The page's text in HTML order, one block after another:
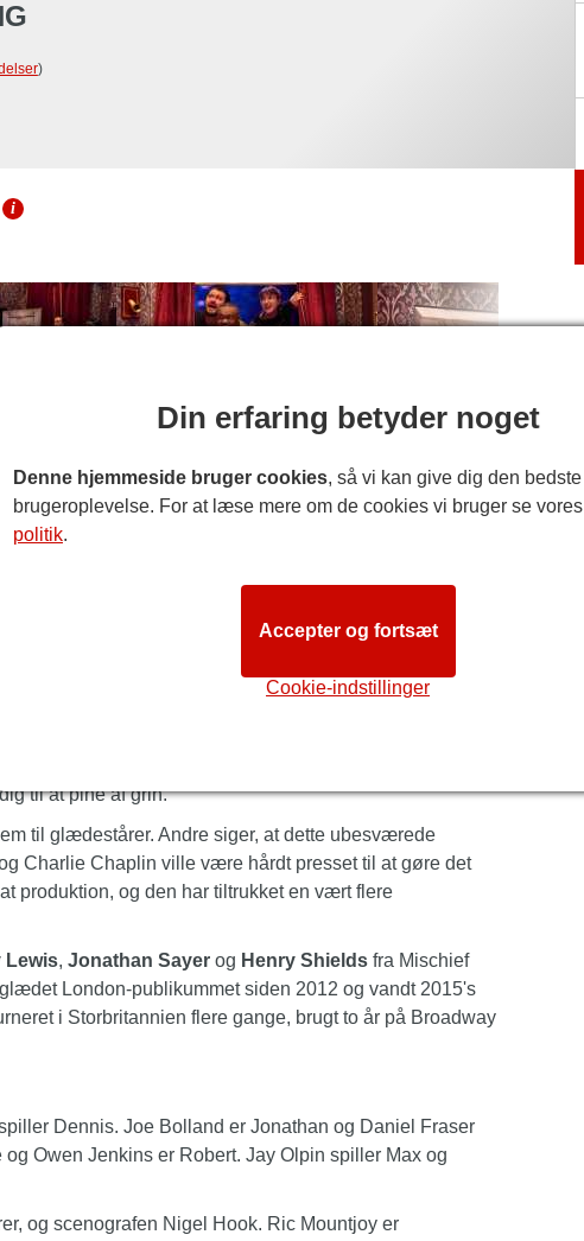
)
i
GOES WRONG
uventet arv, er de begejstrede. Men de er så uduelige
de ønsker at frembringe, går fra katastrofe til katastrofe
dig selv dumt.
spillerne at knække under presset. Det kan
sporet i tide til det sidste gardin. Vil de klare det?
er denne her noget for dig. The Mischief Theatre
og Edinburgh Festival-hits. Tænk på den britiske hit-tv-
til at pine af grin.
til glædestårer. Andre siger, at dette ubesværede
Charlie Chaplin ville være hårdt presset til at gøre det
produktion, og den har tiltrukket en vært flere
Lewis, Jonathan Sayerog Henry Shieldsfra Mischief
London-publikummet siden 2012 og vandt 2015's
i Storbritannien flere gange, brugt to år på Broadway
Dennis. Joe Bolland er Jonathan og Daniel Fraser
Owen Jenkins er Robert. Jay Olpin spiller Max og
og scenografen Nigel Hook. Ric Mountjoy er
Din erfaring betyder noget
Denne hjemmeside bruger cookies, så vi kan give dig den bedste
brugeroplevelse. For at læse mere om de cookies vi bruger se vores
politik.
Cookie-indstillinger
Accepter og fortsæt